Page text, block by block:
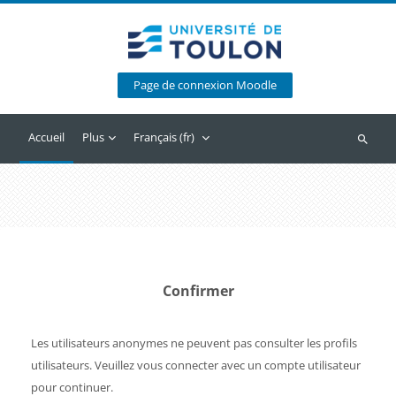
Page de connexion Moodle
Accueil Plus Français ‎(fr)‎
Confirmer
Les utilisateurs anonymes ne peuvent pas consulter les profils
utilisateurs. Veuillez vous connecter avec un compte utilisateur
pour continuer.